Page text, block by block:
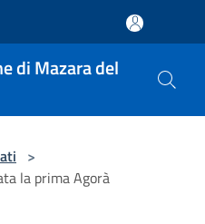
di Mazara del
>
la prima Agorà